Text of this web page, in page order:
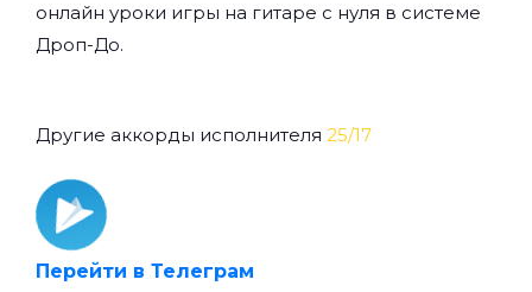
онлайн уроки игры на гитаре с нуля в системе
Дроп-До.
Другие аккорды исполнителя 25/17
Перейти в Телеграм